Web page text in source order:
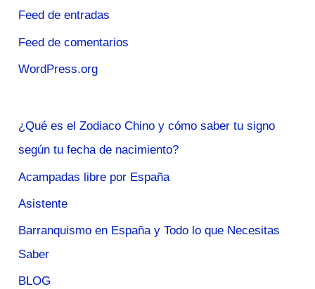
Feed de entradas
Feed de comentarios
WordPress.org
¿Qué es el Zodiaco Chino y cómo saber tu signo
según tu fecha de nacimiento?
Acampadas libre por España
Asistente
Barranquismo en España y Todo lo que Necesitas
Saber
BLOG